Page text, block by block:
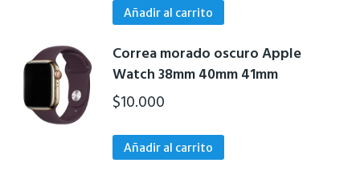
Añadir al carrito
Correa morado oscuro Apple
Watch 38mm 40mm 41mm
$10.000
Añadir al carrito